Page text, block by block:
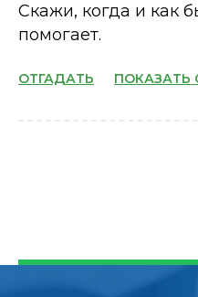
Скажи, когда и как
помогает.
ОТГАДАТЬ ПОКАЗАТЬ